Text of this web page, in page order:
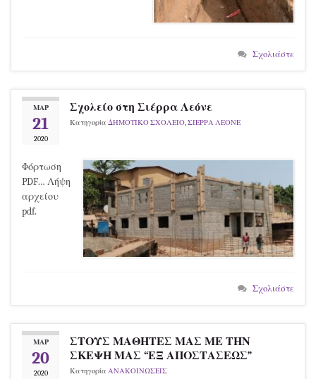
Σχολιάστε
ΜΑΡ
21
2020
Σχολείο στη Σιέρρα Λεόνε
Κατηγορία ΔΗΜΟΤΙΚΟ ΣΧΟΛΕΙΟ,ΣΙΕΡΡΑ ΛΕΟΝΕ
Φόρτωση
PDF… Λήψη
αρχείου
pdf.
Σχολιάστε
ΜΑΡ
20
2020
ΣΤΟΥΣ ΜΑΘΗΤΕΣ ΜΑΣ ΜΕ ΤΗΝ
ΣΚΕΨΗ ΜΑΣ “ΕΞ ΑΠΟΣΤΑΣΕΩΣ”
Κατηγορία ΑΝΑΚΟΙΝΩΣΕΙΣ